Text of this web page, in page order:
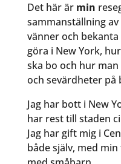
Det här är min
sammanställning
vänner och
göra i New York,
ska bo och hur
och sevärdheter på
Jag har bott i New
har rest till staden
Jag har gift mig i
både själv, med